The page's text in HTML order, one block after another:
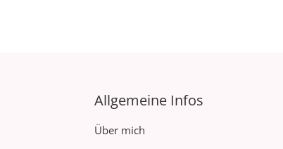
Allgemeine Infos
Über mich